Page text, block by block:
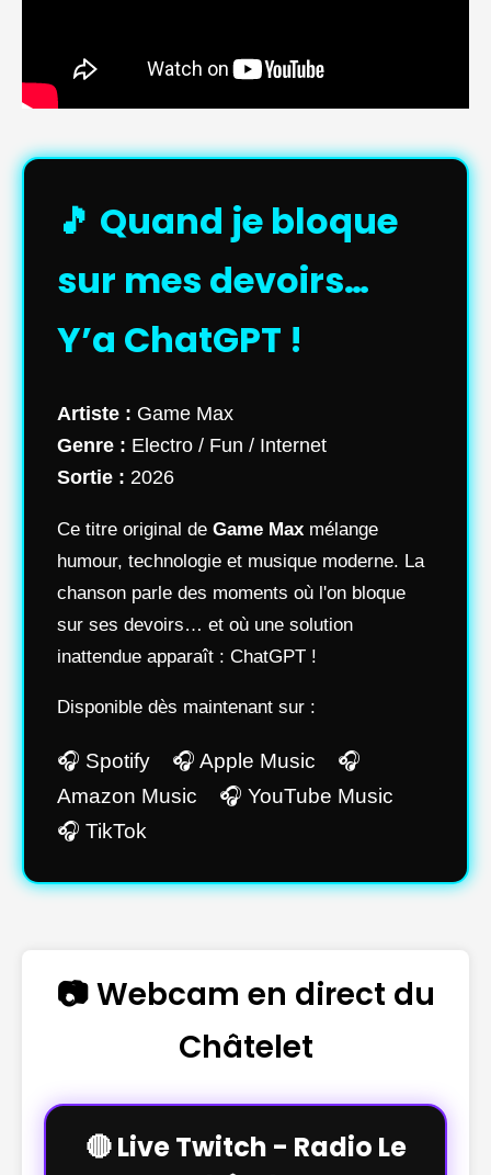
🎵 Quand je bloque
sur mes devoirs…
Y’a ChatGPT !
Artiste : Game Max
Genre : Electro / Fun / Internet
Sortie : 2026
Ce titre original de Game Max mélange
humour, technologie et musique moderne. La
chanson parle des moments où l'on bloque
sur ses devoirs… et où une solution
inattendue apparaît : ChatGPT !
Disponible dès maintenant sur :
🎧 Spotify 🎧 Apple Music 🎧
Amazon Music 🎧 YouTube Music
🎧 TikTok
📷 Webcam en direct du
Châtelet
🔴 Live Twitch - Radio Le